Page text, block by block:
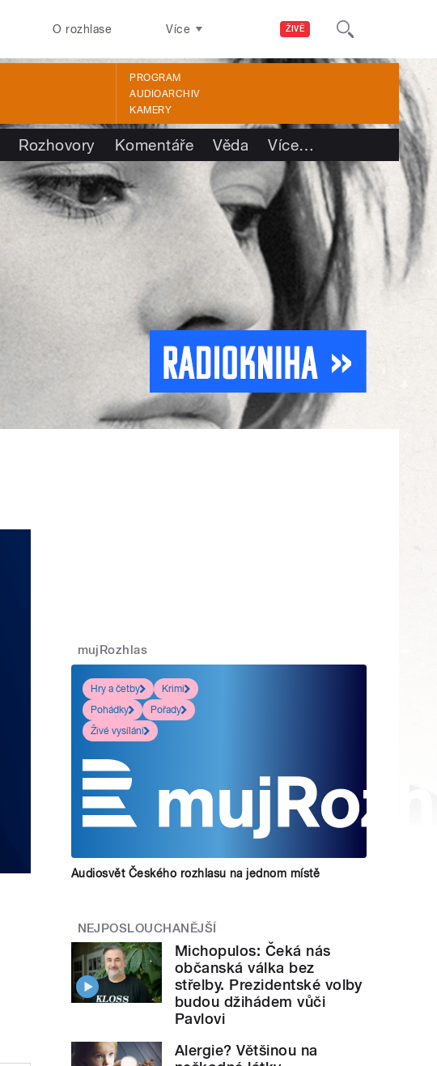
ŽIVĚ
O rozhlase Více
PROGRAM
AUDIOARCHIV
KAMERY
Rozhovory Komentáře Věda Více…
mujRozhlas
Hry a četby
Krimi
Pohádky
Pořady
Živé vysílání
Audiosvět Českého rozhlasu na jednom místě
NEJPOSLOUCHANĚJŠÍ
Michopulos: Čeká nás
občanská válka bez
střelby. Prezidentské volby
budou džihádem vůči
Pavlovi
Alergie? Většinou na